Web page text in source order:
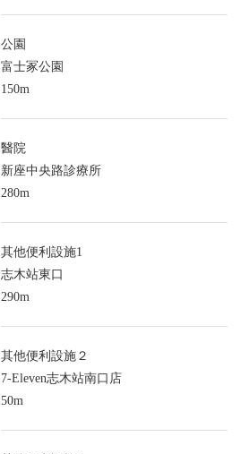
公園
富士冢公園
150m
醫院
新座中央路診療所
280m
其他便利設施1
志木站東口
290m
其他便利設施２
7-Eleven志木站南口店
50m